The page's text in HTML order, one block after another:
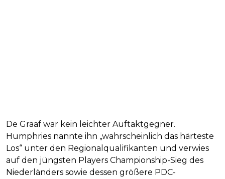
De Graaf war kein leichter Auftaktgegner.
Humphries nannte ihn „wahrscheinlich das härteste
Los“ unter den Regionalqualifikanten und verwies
auf den jüngsten Players Championship-Sieg des
Niederländers sowie dessen größere PDC-